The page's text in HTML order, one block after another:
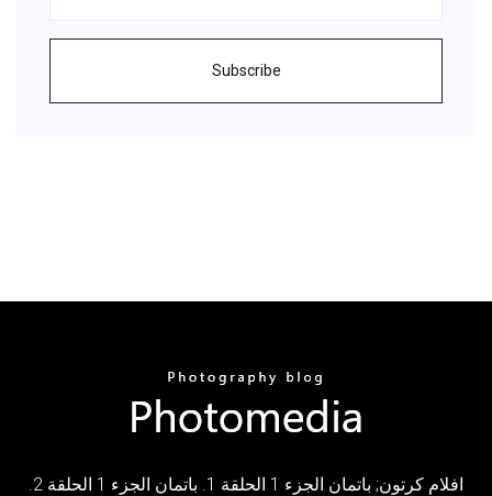
Subscribe